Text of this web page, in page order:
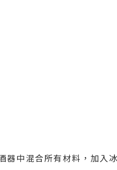
器中混合所有材料，加入